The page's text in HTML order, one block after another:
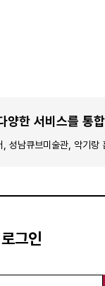
양한 서비스를 통
성남큐브미술관, 악기랑
로그인